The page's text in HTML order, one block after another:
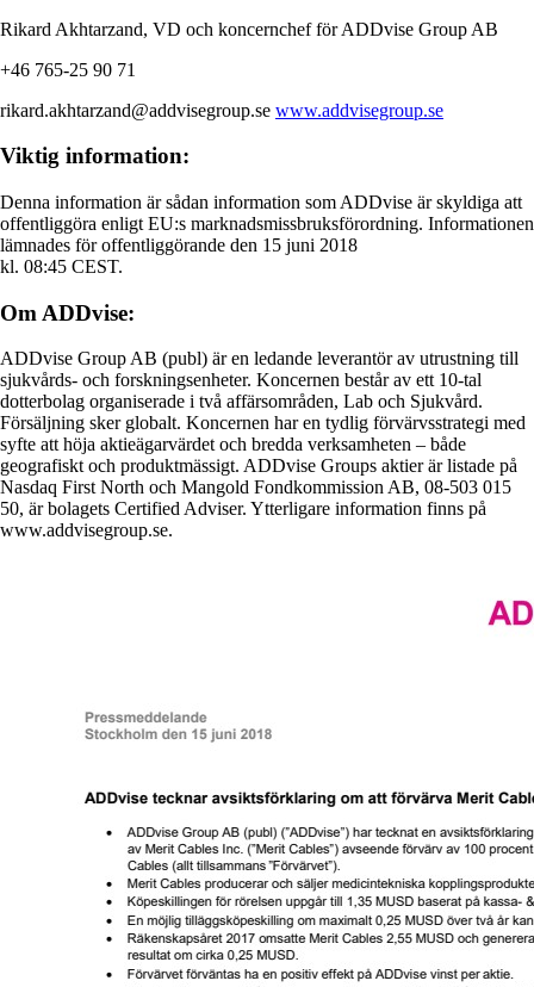
Rikard Akhtarzand, VD och koncernchef för ADDvise Group AB
+46 765-25 90 71
rikard.akhtarzand@addvisegroup.se www.addvisegroup.se
Viktig information:
Denna information är sådan information som ADDvise är skyldiga att
offentliggöra enligt EU:s marknadsmissbruksförordning. Informationen
lämnades för offentliggörande den 15 juni 2018
kl. 08:45 CEST.
Om ADDvise:
ADDvise Group AB (publ) är en ledande leverantör av utrustning till
sjukvårds- och forskningsenheter. Koncernen består av ett 10-tal
dotterbolag organiserade i två affärsområden, Lab och Sjukvård.
Försäljning sker globalt. Koncernen har en tydlig förvärvsstrategi med
syfte att höja aktieägarvärdet och bredda verksamheten – både
geografiskt och produktmässigt. ADDvise Groups aktier är listade på
Nasdaq First North och Mangold Fondkommission AB, 08-503 015
50, är bolagets Certified Adviser. Ytterligare information finns på
www.addvisegroup.se.